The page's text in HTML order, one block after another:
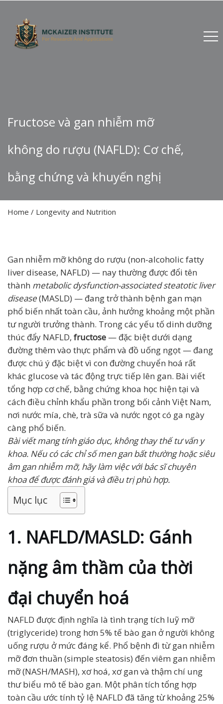
Fructose và gan nhiễm mỡ
không do rượu (NAFLD): Cơ chế,
bằng chứng và khuyến nghị
Home / Longevity and Nutrition
Gan nhiễm mỡ không do rượu (non-alcoholic fatty
liver disease, NAFLD) — nay thường được đổi tên
thành metabolic dysfunction-associated steatotic liver
disease(MASLD) — đang trở thành bệnh gan mạn
phổ biến nhất toàn cầu, ảnh hưởng khoảng một phần
tư người trưởng thành. Trong các yếu tố dinh dưỡng
thúc đẩy NAFLD, fructose — đặc biệt dưới dạng
đường thêm vào thực phẩm và đồ uống ngọt — đang
được chú ý đặc biệt vì con đường chuyển hoá rất
khác glucose và tác động trực tiếp lên gan. Bài viết
tổng hợp cơ chế, bằng chứng khoa học hiện tại và
cách điều chỉnh khẩu phần trong bối cảnh Việt Nam,
nơi nước mía, chè, trà sữa và nước ngọt có ga ngày
càng phổ biến.
Bài viết mang tính giáo dục, không thay thế tư vấn y
khoa. Nếu có các chỉ số men gan bất thường hoặc siêu
âm gan nhiễm mỡ, hãy làm việc với bác sĩ chuyên
khoa để được đánh giá và điều trị phù hợp.
Mục lục
1. NAFLD/MASLD: Gánh
nặng âm thầm của thời
đại chuyển hoá
NAFLD được định nghĩa là tình trạng tích luỹ mỡ
(triglyceride) trong hơn 5% tế bào gan ở người không
uống rượu ở mức đáng kể. Phổ bệnh đi từ gan nhiễm
mỡ đơn thuần (simple steatosis) đến viêm gan nhiễm
mỡ (NASH/MASH), xơ hoá, xơ gan và thậm chí ung
thư biểu mô tế bào gan. Một phân tích tổng hợp
toàn cầu ước tính tỷ lệ NAFLD đã tăng từ khoảng 25%